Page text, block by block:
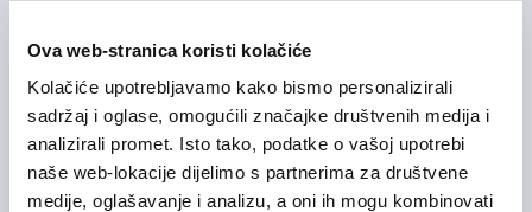
Ova web-stranica koristi kolačiće
Kolačiće upotrebljavamo kako bismo personalizirali
sadržaj i oglase, omogućili značajke društvenih medija i
analizirali promet. Isto tako, podatke o vašoj upotrebi
naše web-lokacije dijelimo s partnerima za društvene
medije, oglašavanje i analizu, a oni ih mogu kombinovati
Operater na biračkom mjestu
Logistika i skladištenje
Bosna i Hercegovina